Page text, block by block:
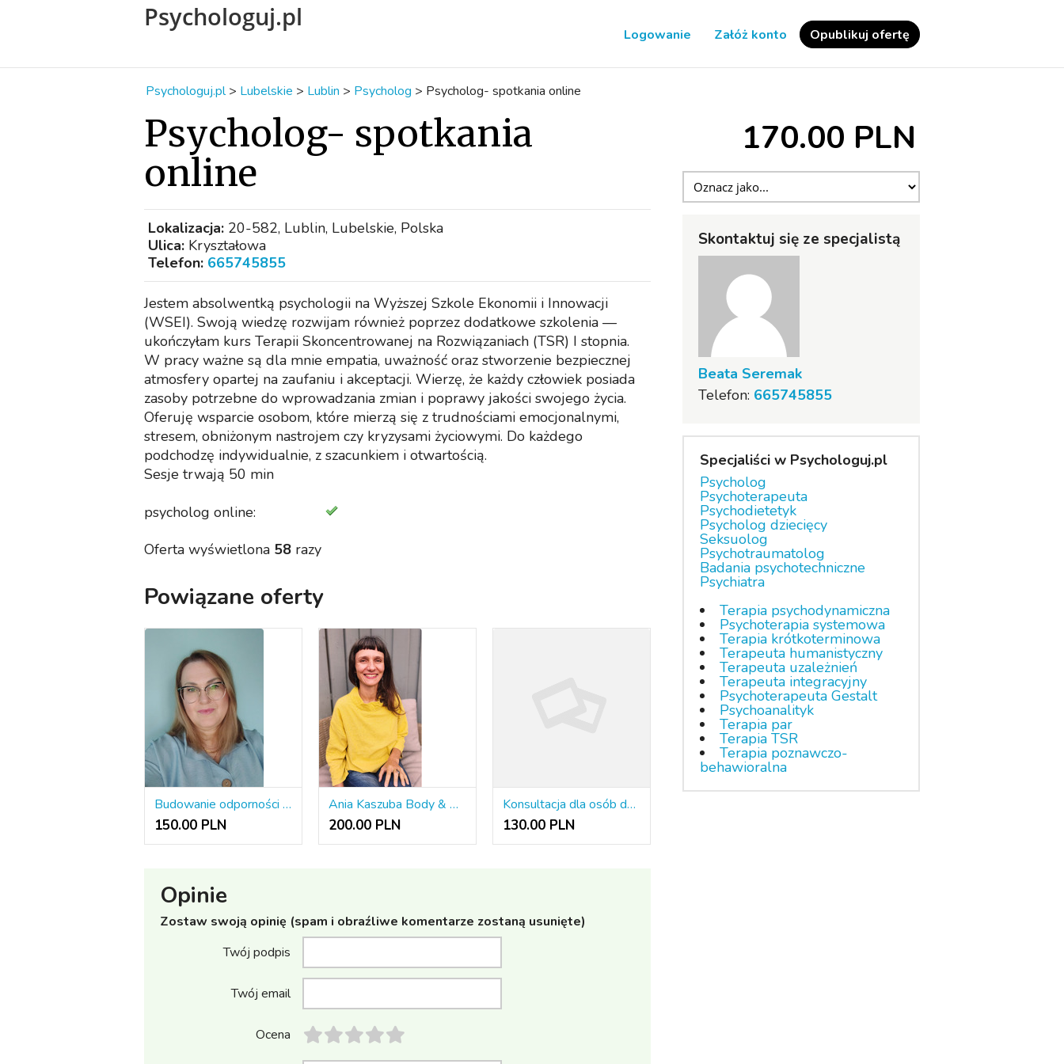
Psychologuj.pl
Logowanie Załóż konto Opublikuj ofertę
Psychologuj.pl > Lubelskie > Lublin > Psycholog > Psycholog- spotkania online
Psycholog- spotkania
online
Lokalizacja: 20-582, Lublin, Lubelskie, Polska
Ulica: Kryształowa
Telefon: 665745855
Jestem absolwentką psychologii na Wyższej Szkole Ekonomii i Innowacji
(WSEI). Swoją wiedzę rozwijam również poprzez dodatkowe szkolenia —
ukończyłam kurs Terapii Skoncentrowanej na Rozwiązaniach (TSR) I stopnia.
W pracy ważne są dla mnie empatia, uważność oraz stworzenie bezpiecznej
atmosfery opartej na zaufaniu i akceptacji. Wierzę, że każdy człowiek posiada
zasoby potrzebne do wprowadzania zmian i poprawy jakości swojego życia.
Oferuję wsparcie osobom, które mierzą się z trudnościami emocjonalnymi,
stresem, obniżonym nastrojem czy kryzysami życiowymi. Do każdego
podchodzę indywidualnie, z szacunkiem i otwartością.
Sesje trwają 50 min
psycholog online:
Oferta wyświetlona 58 razy
Powiązane oferty
Budowanie odporności psychicznej, wsparcie i pomoc psychologiczna
150.00 PLN
Ania Kaszuba Body & Mind
200.00 PLN
Konsultacja dla osób dorosłych on-line
130.00 PLN
Opinie
Zostaw swoją opinię (spam i obraźliwe komentarze zostaną usunięte)
Twój podpis
Twój email
Ocena
170.00 PLN
Skontaktuj się ze specjalistą
Beata Seremak
Telefon: 665745855
Specjaliści w Psychologuj.pl
Psycholog
Psychoterapeuta
Psychodietetyk
Psycholog dziecięcy
Seksuolog
Psychotraumatolog
Badania psychotechniczne
Psychiatra
Terapia psychodynamiczna
Psychoterapia systemowa
Terapia krótkoterminowa
Terapeuta humanistyczny
Terapeuta uzależnień
Terapeuta integracyjny
Psychoterapeuta Gestalt
Psychoanalityk
Terapia par
Terapia TSR
Terapia poznawczo-
behawioralna